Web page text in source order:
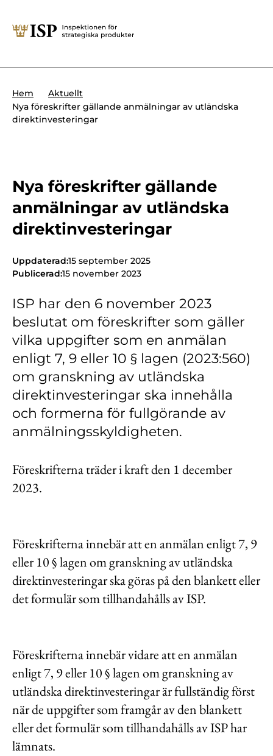
Söktips:
Presskontakt
Forskningssäkerhet
Krigsmateriel
Produkter med dubbla
Internationella sanktioner
Kemvapen-konventionen
Om ISP
Lediga jobb
Kundwebben
In English
Hem
Aktuellt
Nya föreskrifter gällande anmälningar av utländska
direktinvesteringar
Nya föreskrifter gällande
anmälningar av utländska
direktinvesteringar
Uppdaterad:15 september 2025
Publicerad:15 november 2023
ISP har den 6 november 2023
beslutat om föreskrifter som gäller
vilka uppgifter som en anmälan
enligt 7, 9 eller 10 § lagen (2023:560)
om granskning av utländska
direktinvesteringar ska innehålla
och formerna för fullgörande av
anmälningsskyldigheten.
Föreskrifterna träder i kraft den 1 december
2023.
Föreskrifterna innebär att en anmälan enligt 7, 9
eller 10 § lagen om granskning av utländska
direktinvesteringar ska göras på den blankett eller
det formulär som tillhandahålls av ISP.
Föreskrifterna innebär vidare att en anmälan
enligt 7, 9 eller 10 § lagen om granskning av
utländska direktinvesteringar är fullständig först
när de uppgifter som framgår av den blankett
eller det formulär som tillhandahålls av ISP har
lämnats.